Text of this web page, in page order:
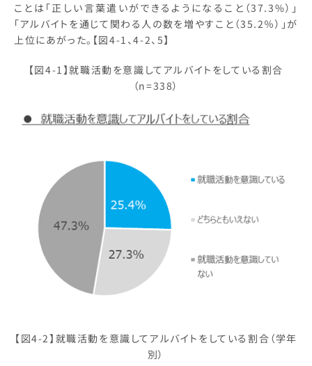
ことは「正しい言葉遣いができるようになること（37.3%）」
「アルバイトを通じて関わる人の数を増やすこと（35.2％）」が
上位にあがった。【図4-1、4-2、5】
【図4-1】就職活動を意識してアルバイトをしている割合
（n=338）
【図4-2】就職活動を意識してアルバイトをしている割合（学年
別）